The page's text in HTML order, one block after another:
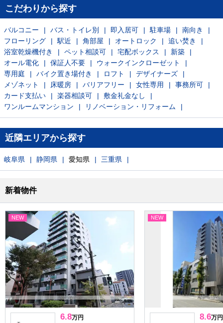
こだわりから探す
バルコニー バス・トイレ別 即入居可 駐車場
南向き
フローリング
駅近 角部屋 オートロック
追い焚き
浴室乾燥機付き
ペット相談可 宅配ボックス
新築
オール電化
保証人不要
ウォークインクローゼット
専用庭
バイク置き場付き ロフト
デザイナーズ
メゾネット
床暖房 バリアフリー 女性専用
事務所可
カード支払い
楽器相談可
敷金礼金なし
ワンルームマンション
リノベーション・リフォーム
近隣エリアから探す
岐阜県 静岡県 愛知県 三重県
新着物件
NEW
6.8万円
NEW
8.6万円